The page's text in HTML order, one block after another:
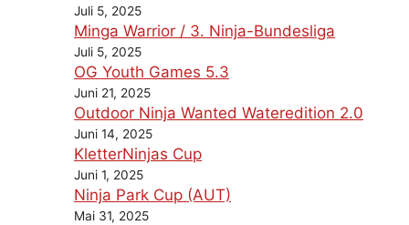
Juli 5, 2025
Minga Warrior / 3. Ninja-Bundesliga
Juli 5, 2025
OG Youth Games 5.3
Juni 21, 2025
Outdoor Ninja Wanted Wateredition 2.0
Juni 14, 2025
KletterNinjas Cup
Juni 1, 2025
Ninja Park Cup (AUT)
Mai 31, 2025